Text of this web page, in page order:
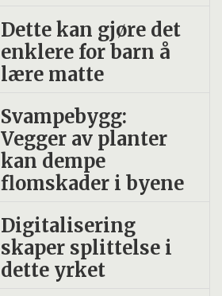
Dette kan gjøre det
enklere for barn å
lære matte
Svampebygg:
Vegger av planter
kan dempe
flomskader i byene
Digitalisering
skaper splittelse i
dette yrket